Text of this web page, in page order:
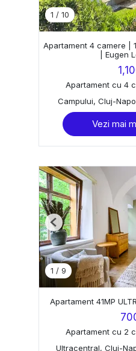
1 / 10
Apartament 4 camere |
| Eugen
Apartament cu 4
Campului, Cluj-
Vezi mai
1 / 9
Previous
Apartament 41MP
Apartament cu 2
Ultracentral, Cluj-